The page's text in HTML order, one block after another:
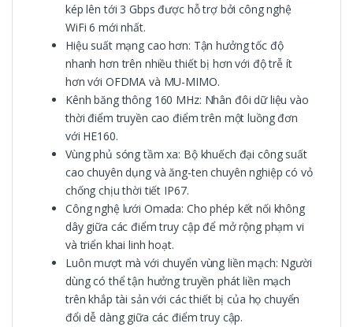
kép lên tới 3 Gbps được hỗ trợ bởi công nghệ
WiFi 6 mới nhất.
Hiệu suất mạng cao hơn: Tận hưởng tốc độ
nhanh hơn trên nhiều thiết bị hơn với độ trễ ít
hơn với OFDMA và MU-MIMO.
Kênh băng thông 160 MHz: Nhân đôi dữ liệu vào
thời điểm truyền cao điểm trên một luồng đơn
với HE160.
Vùng phủ sóng tầm xa: Bộ khuếch đại công suất
cao chuyên dụng và ăng-ten chuyên nghiệp có vỏ
chống chịu thời tiết IP67.
Công nghệ lưới Omada: Cho phép kết nối không
dây giữa các điểm truy cập để mở rộng phạm vi
và triển khai linh hoạt.
Luôn mượt mà với chuyển vùng liền mạch: Người
dùng có thể tận hưởng truyền phát liền mạch
trên khắp tài sản với các thiết bị của họ chuyển
đổi dễ dàng giữa các điểm truy cập.